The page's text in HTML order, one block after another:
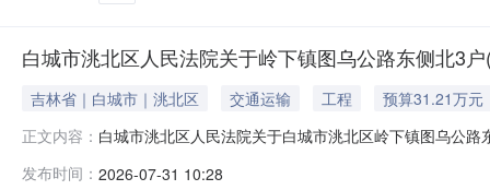
白城市洮北区人民法院关于岭下镇图乌公路东侧北3
吉林省｜白城市｜洮北区 交通运输 工程
预算31.21万元
正文内容： 白城市洮北区人民法院关于白城市洮北区岭下镇图乌公
面：https://sf.taobao.com/court_list.htm），现公告如下
发布时间： 2026-07-31 10:28